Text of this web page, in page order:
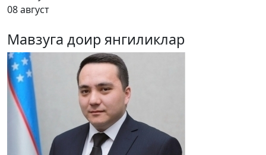
08 август
Мавзуга доир янгиликлар